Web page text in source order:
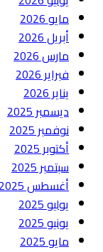
مايو 2026
أبريل 2026
مارس 2026
فبراير 2026
يناير 2026
ديسمبر 2025
نوفمبر 2025
أكتوبر 2025
سبتمبر 2025
أغسطس 2025
يوليو 2025
يونيو 2025
مايو 2025